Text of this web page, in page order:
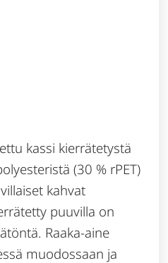
kassi kierrätetystä
(30 % rPET)
kahvat
puuvilla on
Raaka-aine
muodossaan ja